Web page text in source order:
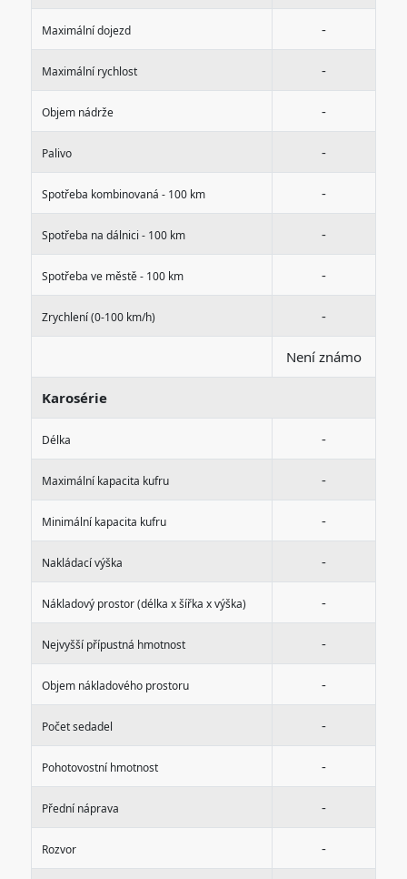
Maximální dojezd -
Maximální rychlost -
Objem nádrže -
Palivo -
Spotřeba kombinovaná - 100 km -
Spotřeba na dálnici - 100 km -
Spotřeba ve městě - 100 km -
Zrychlení (0-100 km/h) -
Není známo
Karosérie
Délka -
Maximální kapacita kufru -
Minimální kapacita kufru -
Nakládací výška -
Nákladový prostor (délka x šířka x výška) -
Nejvyšší přípustná hmotnost -
Objem nákladového prostoru -
Počet sedadel -
Pohotovostní hmotnost -
Přední náprava -
Rozvor -